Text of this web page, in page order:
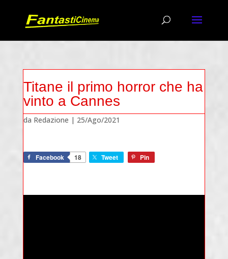
Titane il primo horror che ha
vinto a Cannes
da Redazione | 25/Ago/2021
Facebook 18 Tweet Pin